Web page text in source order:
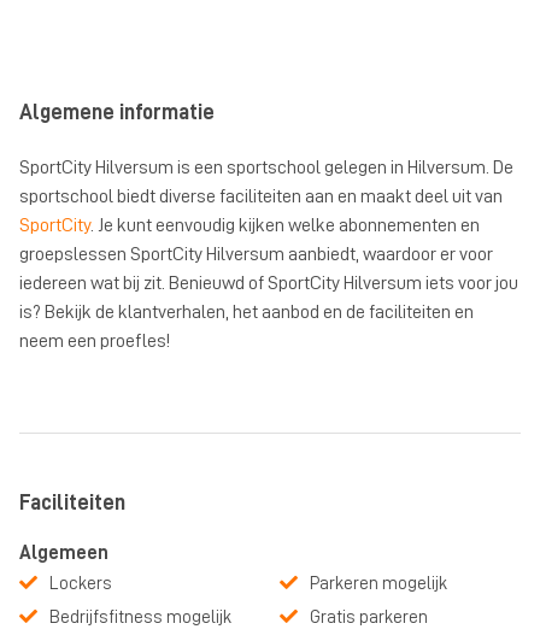
Algemene informatie
SportCity Hilversum is een sportschool gelegen in Hilversum. De
sportschool biedt diverse faciliteiten aan en maakt deel uit van
SportCity. Je kunt eenvoudig kijken welke abonnementen en
groepslessen SportCity Hilversum aanbiedt, waardoor er voor
iedereen wat bij zit. Benieuwd of SportCity Hilversum iets voor jou
is? Bekijk de klantverhalen, het aanbod en de faciliteiten en
neem een proefles!
Faciliteiten
Algemeen
Lockers
Bedrijfsfitness mogelijk
Parkeren mogelijk
Gratis parkeren